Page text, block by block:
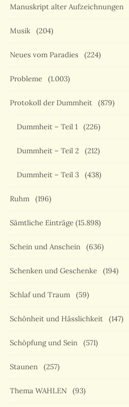
Manuskript alter Aufzeichnungen
Musik (204)
Neues vom Paradies (224)
Probleme (1.003)
Protokoll der Dummheit (879)
Dummheit – Teil 1 (226)
Dummheit – Teil 2 (212)
Dummheit – Teil 3 (438)
Ruhm (196)
Sämtliche Einträge (15.898)
Schein und Anschein (636)
Schenken und Geschenke (194)
Schlaf und Traum (59)
Schönheit und Hässlichkeit (147)
Schöpfung und Sein (571)
Staunen (257)
Thema WAHLEN (93)